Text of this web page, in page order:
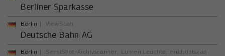
Berliner Sparkasse
Berlin ViewScan
Deutsche Bahn AG
Berlin SensiShot-Archivscanner Lumen Leuchte multidotscan